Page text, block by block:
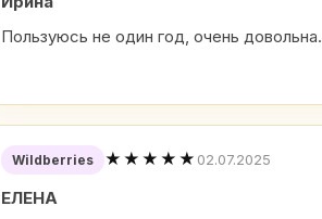
Пользуюсь не один год, очень довольна.
Wildberries ★★★★★ 02.07.2025
ЕЛЕНА